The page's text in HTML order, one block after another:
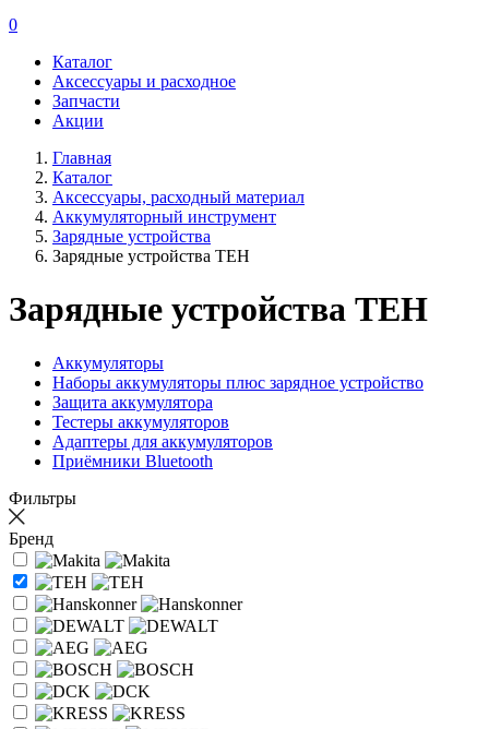
0
Каталог
Аксессуары и расходное
Запчасти
Акции
Главная
Каталог
Аксессуары, расходный материал
Аккумуляторный инструмент
Зарядные устройства
Зарядные устройства TEH
Зарядные устройства TEH
Аккумуляторы
Наборы аккумуляторы плюс зарядное устройство
Защита аккумулятора
Тестеры аккумуляторов
Адаптеры для аккумуляторов
Приёмники Bluetooth
Фильтры
Бренд